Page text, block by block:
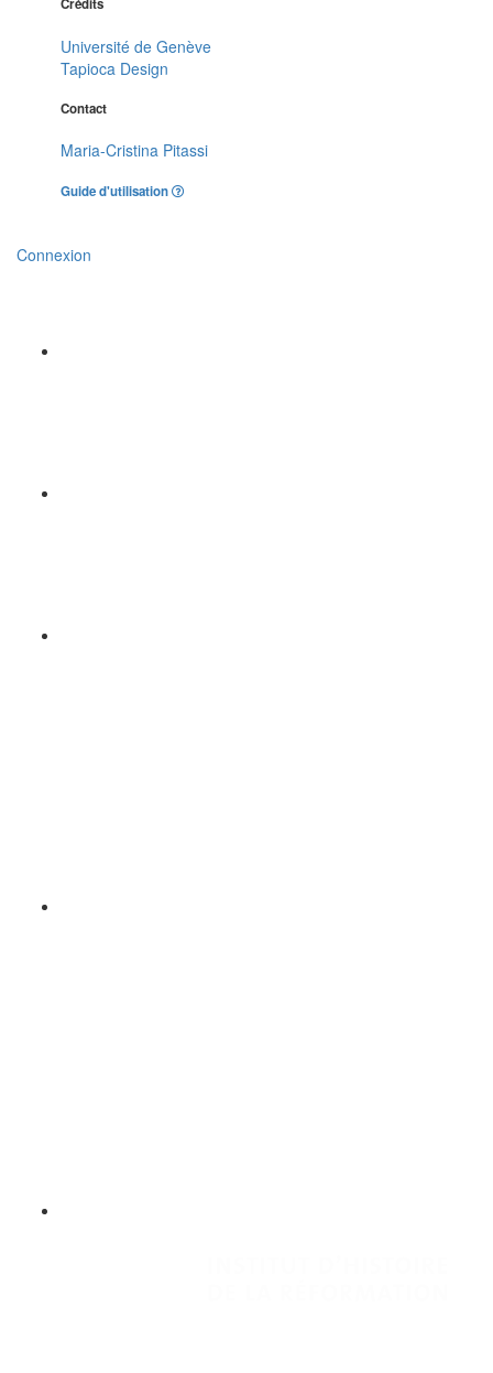
Crédits
Université de Genève
Tapioca Design
Contact
Maria-Cristina Pitassi
Guide d'utilisation
Connexion